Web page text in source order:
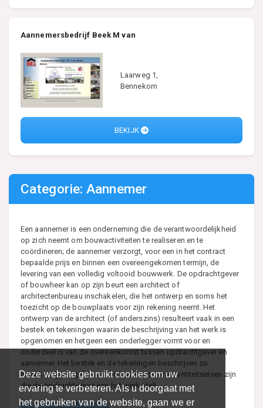
Deze website gebruikt cookies om uw
ervaring te verbeteren. Als u doorgaat met
het gebruiken van de website, gaan we er
Aannemersbedrijf Beek M van
Laarweg 1,
Bennekom
BEKIJK
Categorie: Aannemer
Een aannemer is een onderneming die de verantwoordelijkheid
op zich neemt om bouwactiviteiten te realiseren en te
coördineren; de aannemer verzorgt, voor een in het contract
bepaalde prijs en binnen een overeengekomen termijn, de
levering van een volledig voltooid bouwwerk. De opdrachtgever
of bouwheer kan op zijn beurt een architect of
architectenbureau inschakelen, die het ontwerp en soms het
toezicht op de bouwplaats voor zijn rekening neemt. Het
ontwerp van de architect (of anderszins) resulteert vaak in een
bestek en tekeningen waarin de beschrijving van het werk is
opgenomen en hetgeen een onderlegger vormt voor en
onderdeel is van de overeenkomst tussen opdrachtgever en
aannemer. Het bestek en de tekeningen beschrijven zo
nauwkeurig mogelijk wat de kwaliteits- en kwantiteitseisen zijn
die de opdrachtgever aan het werk stelt.
Lees meer over Aannemer